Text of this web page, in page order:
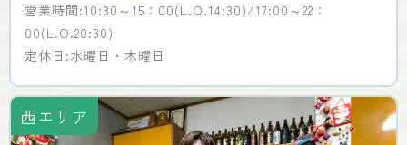
営業時間:10:30～15：00(L.O.14:30)/17:00～22：
00(L.O.20:30)
定休日:水曜日・木曜日
西エリア